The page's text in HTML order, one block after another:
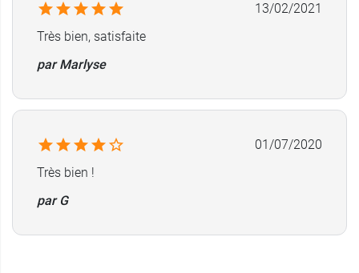
13/02/2021
Très bien, satisfaite
par Marlyse
01/07/2020
Très bien !
par G